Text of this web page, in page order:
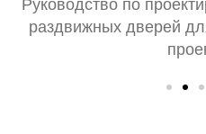
раздвижных дверей